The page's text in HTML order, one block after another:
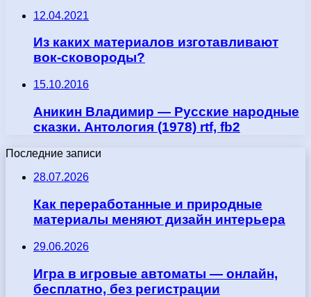
12.04.2021
Из каких материалов изготавливают
вок-сковороды?
15.10.2016
Аникин Владимир — Русские народные
сказки. Антология (1978) rtf, fb2
Последние записи
28.07.2026
Как переработанные и природные
материалы меняют дизайн интерьера
29.06.2026
Игра в игровые автоматы — онлайн,
бесплатно, без регистрации